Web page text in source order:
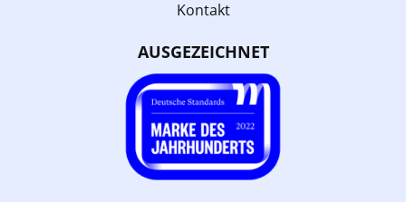
Kontakt
AUSGEZEICHNET